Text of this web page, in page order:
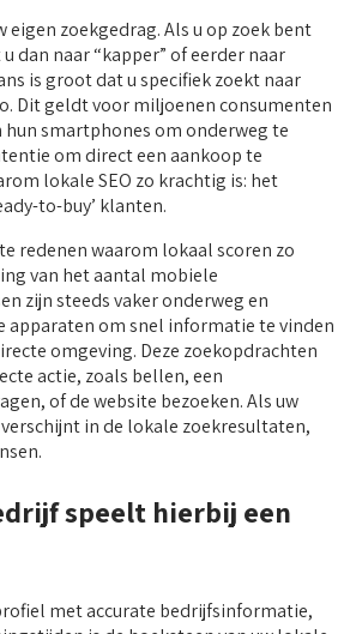
eigen zoekgedrag. Als u op zoek bent
dan naar “kapper” of eerder naar
is groot dat u specifiek zoekt naar
Dit geldt voor miljoenen consumenten
hun smartphones om onderweg te
om direct een aankoop te
lokale SEO zo krachtig is: het
to-buy’ klanten.
redenen waarom lokaal scoren zo
van het aantal mobiele
zijn steeds vaker onderweg en
apparaten om snel informatie te vinden
omgeving. Deze zoekopdrachten
actie, zoals bellen, een
of de website bezoeken. Als uw
in de lokale zoekresultaten,
speelt hierbij een
met accurate bedrijfsinformatie,